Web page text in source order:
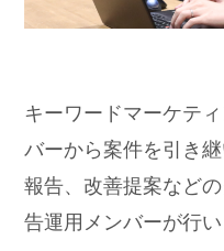
キーワードマーケテ
バーから案件を引き
報告、改善提案など
告運用メンバーが行い